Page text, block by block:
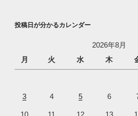
投稿日が分かるカレンダー
2026年8月
月
火 水 木
3 4 5 6
10 11 12 13